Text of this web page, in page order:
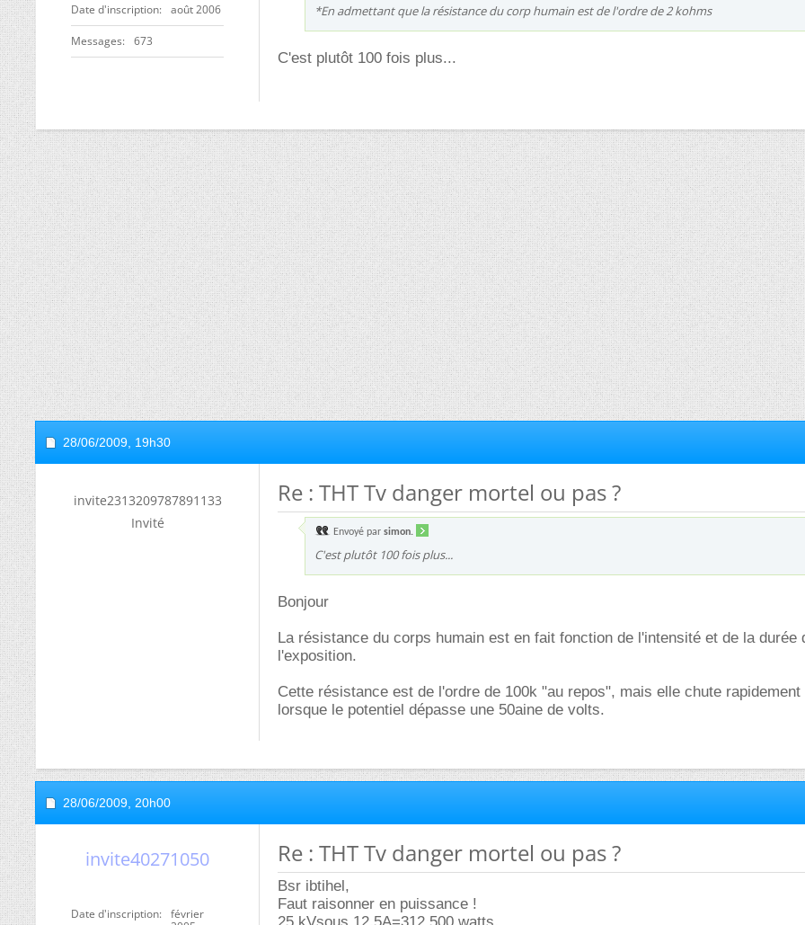
Date d'inscription août 2006
Messages 673
*En admettant que la résistance du corp humain est de l'ordre de 2 kohms
C'est plutôt 100 fois plus...
28/06/2009, 19h30
invite2313209787891133
Invité
Re : THT Tv danger mortel ou pas ?
Envoyé par simon.
C'est plutôt 100 fois plus...
Bonjour
La résistance du corps humain est en fait fonction de l'intensité et de la durée
l'exposition.
Cette résistance est de l'ordre de 100k "au repos", mais elle chute
lorsque le potentiel dépasse une 50aine de volts.
28/06/2009, 20h00
invite40271050
Date d'inscription
février
Re : THT Tv danger mortel ou pas ?
Bsr ibtihel,
Faut raisonner en puissance !